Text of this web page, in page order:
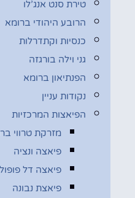
טירת סנט אנג’לו
הרובע היהודי ברומא
כנסיות וקתדרלות
גני וילה בורגזה
הפנתיאון ברומא
נקודות עניין
הפיאצות המרכזיות
מזרקת טרווי
פיאצה ונציה
פיאצה דל
פיאצת נבונה